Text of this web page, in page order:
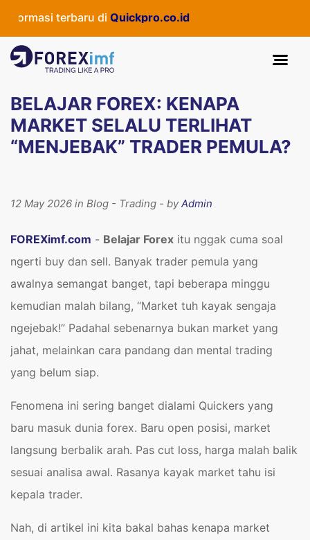
terbaru diQuickpro.co.id
BELAJAR FOREX: KENAPA
MARKET SELALU TERLIHAT
“MENJEBAK” TRADER PEMULA?
12 May 2026 in Blog - Trading - byAdmin
FOREXimf.com - Belajar Forex itu nggak cuma soal
ngerti buy dan sell. Banyak trader pemula yang
awalnya semangat banget, tapi beberapa minggu
kemudian malah bilang, “Market tuh kayak sengaja
ngejebak!” Padahal sebenarnya bukan market yang
jahat, melainkan cara pandang dan mental trading
yang belum siap.
Fenomena ini sering banget dialami Quickers yang
baru masuk dunia forex. Baru open posisi, market
langsung berbalik arah. Pas cut loss, harga malah balik
sesuai analisa awal. Rasanya kayak market tahu isi
kepala trader.
Nah, di artikel ini kita bakal bahas kenapa market